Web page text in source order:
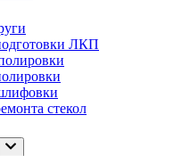
ЛКП
стекол